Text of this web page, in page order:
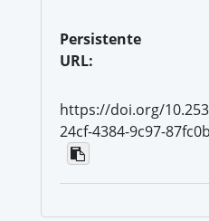
Persistente
URL:
https://doi.org/
24cf-4384-9c97-